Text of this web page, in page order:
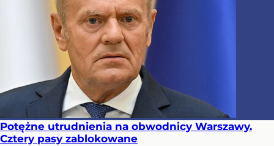
Potężne utrudnienia na obwodnicy Warszawy.
Cztery pasy zablokowane